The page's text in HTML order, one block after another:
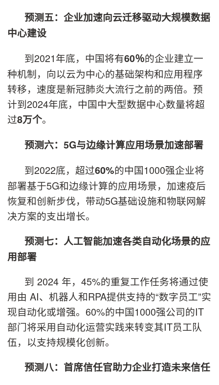
预测五：企业加速向云迁移驱动大规模数据
中心建设
到2021年底，中国将有60％的企业建立一
种机制，向以云为中心的基础架构和应用程序
转移，速度是新冠肺炎大流行之前的两倍。预
计到2024年底，中国中大型数据中心数量将超
过8万个。
预测六：5G与边缘计算应用场景加速部署
到2022底，超过60%的中国1000强企业将
部署基于5G和边缘计算的应用场景，加速疫后
恢复和创新步伐，带动5G基础设施和物联网解
决方案的支出增长。
预测七：人工智能加速各类自动化场景的应
用部署
到 2024 年，45%的重复工作任务将通过使
用由 AI、机器人和RPA提供支持的“数字员工”实
现自动化或增强。60%的中国1000强公司的IT
部门将采用自动化运营实践来转变其IT员工队
伍，以支持规模化创新。
预测八：首席信任官助力企业打造未来信任